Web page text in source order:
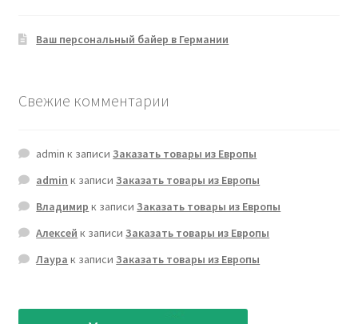
Ваш персональный байер в Германии
Свежие комментарии
admin к записиЗаказать товары из Европы
admin к записиЗаказать товары из Европы
Владимир к записиЗаказать товары из Европы
Алексей к записиЗаказать товары из Европы
Лаура к записиЗаказать товары из Европы